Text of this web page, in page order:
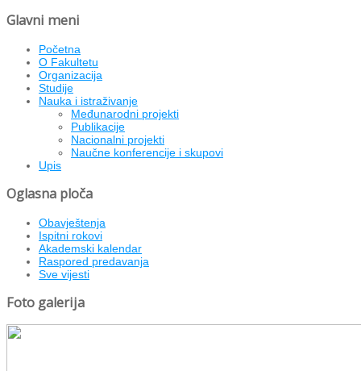
Glavni meni
Početna
O Fakultetu
Organizacija
Studije
Nauka i istraživanje
Međunarodni projekti
Publikacije
Nacionalni projekti
Naučne konferencije i skupovi
Upis
Oglasna ploča
Obavještenja
Ispitni rokovi
Akademski kalendar
Raspored predavanja
Sve vijesti
Foto galerija